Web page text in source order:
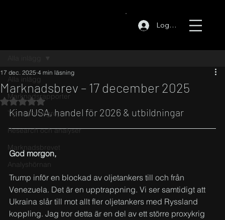
Logga in
Alla inlägg
Marknadsrapporter
Tips och fallgropar
Research och analyser
Marknadsbrevet
Analyshörnan
Marknadsbrev – 17 december 2025
17 dec. 2025 4 min läsning
Betygsatt till NaN av 5 stjärnor.
Kina/USA, handel för 2026 & utbildningar
God morgon,
Trump inför en blockad av oljetankers till och från
Venezuela. Det är en upptrappning. Vi ser samtidigt att
Ukraina slår till mot allt fler oljetankers med Ryssland
koppling. Jag tror detta är en del av ett större proxykrig